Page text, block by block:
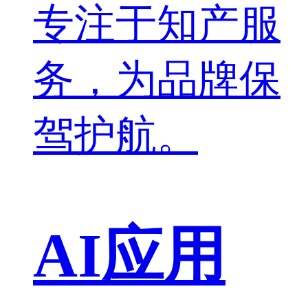
专注于知产服
务，为品牌保
驾护航。
AI应用